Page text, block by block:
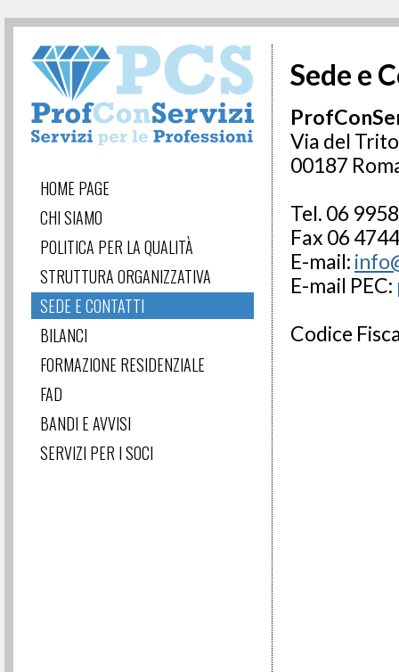
HOME PAGE
CHI SIAMO
POLITICA PER LA QUALITÀ
STRUTTURA ORGANIZZATIVA
SEDE E CONTATTI
BILANCI
FORMAZIONE RESIDENZIALE
FAD
BANDI E AVVISI
SERVIZI PER I SOCI
Sede e
Via del
00187
Tel. 06
Fax 06
E-mail:
E-mail PEC:
Codice